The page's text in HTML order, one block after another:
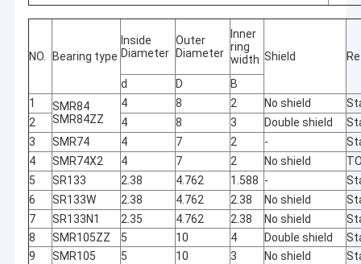
NO. Bearing type
Inside
Diameter
Outer
Diameter
Inner
ring
width Shield
d D
B
1
SMR84
SMR84ZZ
4 8 2 No shield
2
4 8 3 Double shield
3
SMR74 4 7 2 -
4
SMR74X2 4 7 2 No shield
5
SR133 2.38 4.762 1.588 -
6
SR133W 2.38 4.762 2.38 No shield
7
SR133N1 2.35 4.762 2.38 No shield
8
SMR105ZZ 5 10 4 Double shield
9
SMR105 5 10 3 No shield